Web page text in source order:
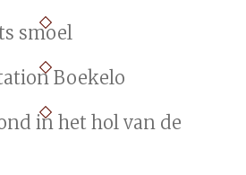
smoel
Boekelo
in het hol van de